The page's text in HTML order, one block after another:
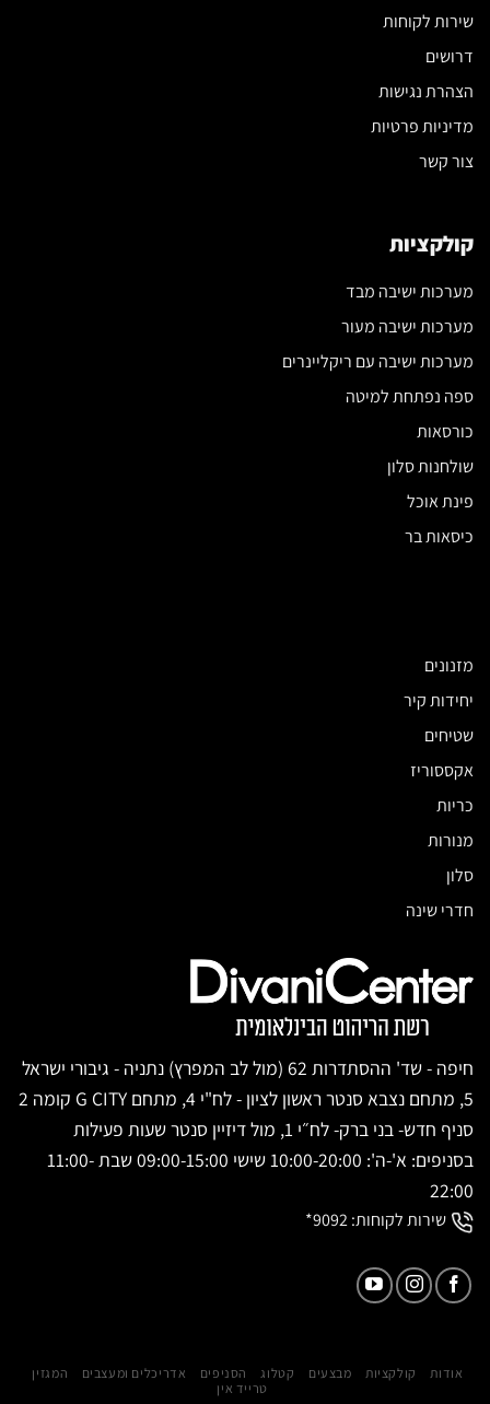
שירות לקוחות
דרושים
הצהרת נגישות
מדיניות פרטיות
צור קשר
קולקציות
מערכות ישיבה מבד
מערכות ישיבה מעור
מערכות ישיבה עם ריקליינרים
ספה נפתחת למיטה
כורסאות
שולחנות סלון
פינת אוכל
כיסאות בר
מזנונים
יחידות קיר
שטיחים
אקססוריז
כריות
מנורות
סלון
חדרי שינה
חיפה - שד' ההסתדרות 62 (מול לב המפרץ) נתניה - גיבורי ישראל
5, מתחם נצבא סנטר ראשון לציון - לח"י 4, מתחם G CITY קומה 2
סניף חדש- בני ברק- לח״י 1, מול דיזיין סנטר שעות פעילות
בסניפים: א'-ה': 10:00-20:00 שישי 09:00-15:00 שבת 11:00-
22:00
שירות לקוחות:9092*
אודות קולקציות מבצעים קטלוג הסניפים אדריכלים ומעצבים
המגזין
טרייד אין